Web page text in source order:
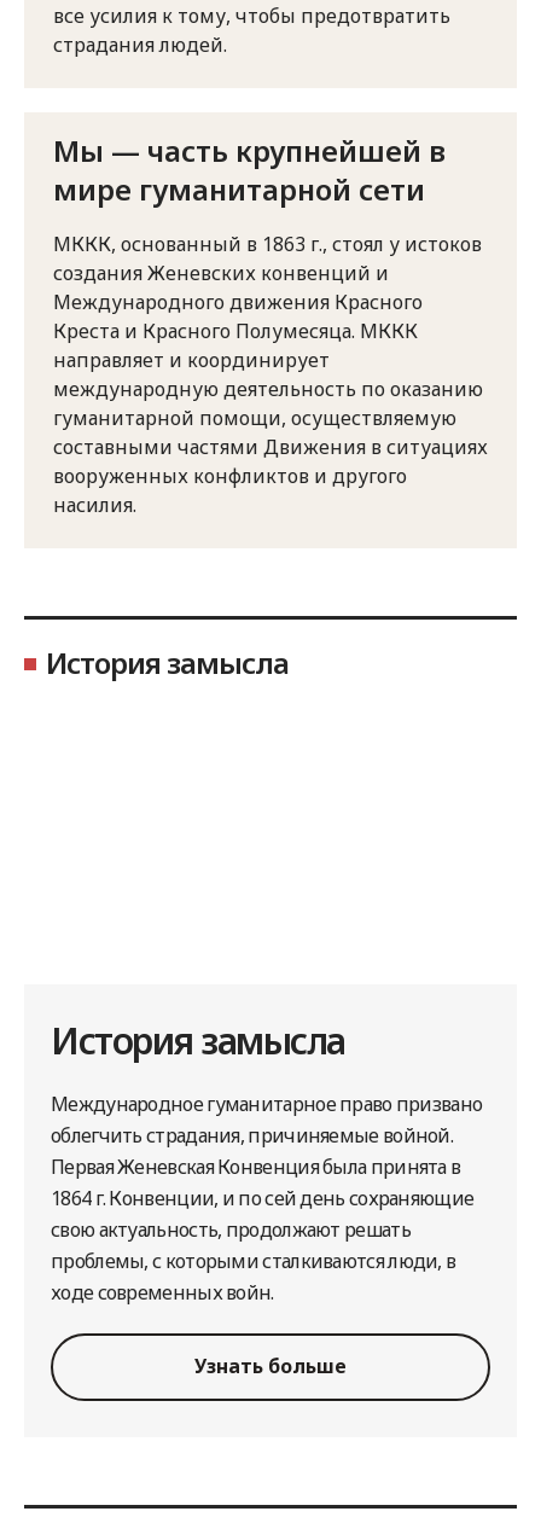
все усилия к тому, чтобы предотвратить
страдания людей.
Мы — часть крупнейшей в
мире гуманитарной сети
МККК, основанный в 1863 г., стоял у истоков
создания Женевских конвенций и
Международного движения Красного
Креста и Красного Полумесяца. МККК
направляет и координирует
международную деятельность по оказанию
гуманитарной помощи, осуществляемую
составными частями Движения в ситуациях
вооруженных конфликтов и другого
насилия.
История замысла
История замысла
Международное гуманитарное право призвано
облегчить страдания, причиняемые войной.
Первая Женевская Конвенция была принята в
1864 г. Конвенции, и по сей день сохраняющие
свою актуальность, продолжают решать
проблемы, с которыми сталкиваются люди, в
ходе современных войн.
Узнать больше